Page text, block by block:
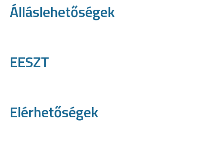
Álláslehetőségek
EESZT
Elérhetőségek